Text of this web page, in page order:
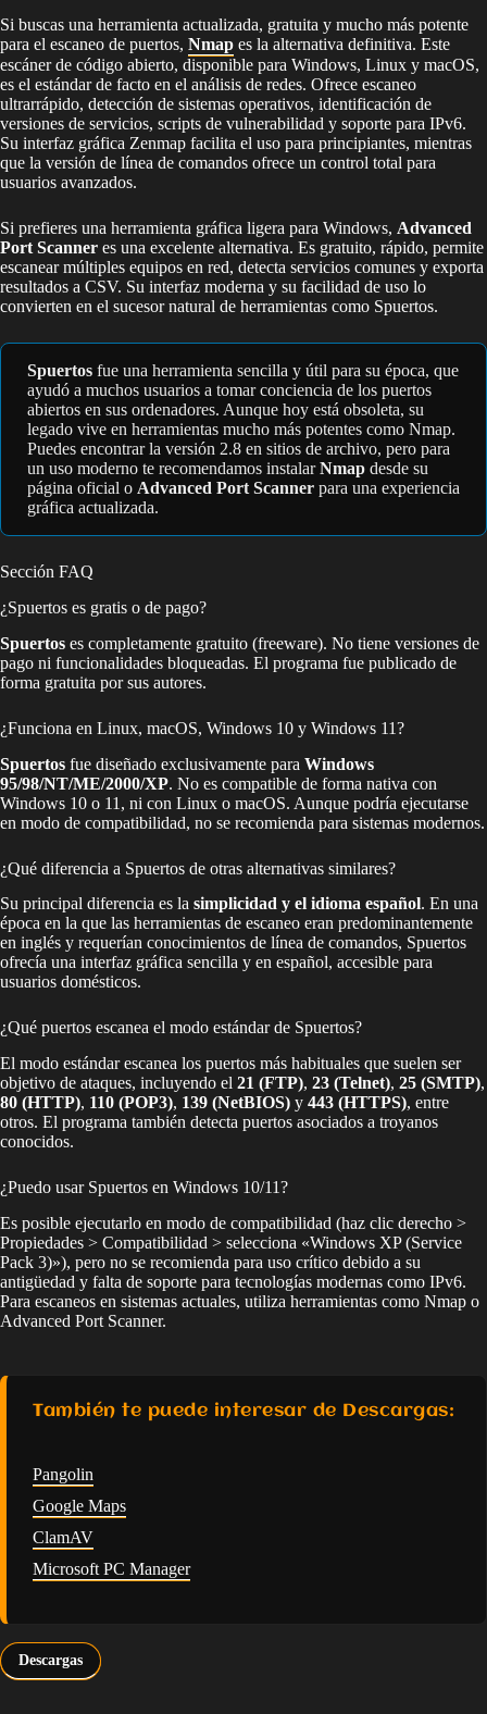
Si buscas una herramienta actualizada, gratuita y mucho más potente
para el escaneo de puertos, Nmap es la alternativa definitiva. Este
escáner de código abierto, disponible para Windows, Linux y macOS,
es el estándar de facto en el análisis de redes. Ofrece escaneo
ultrarrápido, detección de sistemas operativos, identificación de
versiones de servicios, scripts de vulnerabilidad y soporte para IPv6.
Su interfaz gráfica Zenmap facilita el uso para principiantes, mientras
que la versión de línea de comandos ofrece un control total para
usuarios avanzados.
Si prefieres una herramienta gráfica ligera para Windows, Advanced
Port Scanner es una excelente alternativa. Es gratuito, rápido, permite
escanear múltiples equipos en red, detecta servicios comunes y exporta
resultados a CSV. Su interfaz moderna y su facilidad de uso lo
convierten en el sucesor natural de herramientas como Spuertos.
Spuertos fue una herramienta sencilla y útil para su época, que
ayudó a muchos usuarios a tomar conciencia de los puertos
abiertos en sus ordenadores. Aunque hoy está obsoleta, su
legado vive en herramientas mucho más potentes como Nmap.
Puedes encontrar la versión 2.8 en sitios de archivo, pero para
un uso moderno te recomendamos instalarNmap desde su
página oficial o Advanced Port Scanner para una experiencia
gráfica actualizada.
Sección FAQ
¿Spuertos es gratis o de pago?
Spuertos es completamente gratuito (freeware). No tiene versiones de
pago ni funcionalidades bloqueadas. El programa fue publicado de
forma gratuita por sus autores.
¿Funciona en Linux, macOS, Windows 10 y Windows 11?
Spuertos fue diseñado exclusivamente para Windows
95/98/NT/ME/2000/XP. No es compatible de forma nativa con
Windows 10 o 11, ni con Linux o macOS. Aunque podría ejecutarse
en modo de compatibilidad, no se recomienda para sistemas modernos.
¿Qué diferencia a Spuertos de otras alternativas similares?
Su principal diferencia es la simplicidad y el idioma español. En una
época en la que las herramientas de escaneo eran predominantemente
en inglés y requerían conocimientos de línea de comandos, Spuertos
ofrecía una interfaz gráfica sencilla y en español, accesible para
usuarios domésticos.
¿Qué puertos escanea el modo estándar de Spuertos?
El modo estándar escanea los puertos más habituales que suelen ser
objetivo de ataques, incluyendo el 21 (FTP), 23 (Telnet), 25 (SMTP),
80 (HTTP), 110 (POP3), 139 (NetBIOS) y 443 (HTTPS), entre
otros. El programa también detecta puertos asociados a troyanos
conocidos.
¿Puedo usar Spuertos en Windows 10/11?
Es posible ejecutarlo en modo de compatibilidad (haz clic derecho >
Propiedades > Compatibilidad > selecciona «Windows XP (Service
Pack 3)»), pero no se recomienda para uso crítico debido a su
antigüedad y falta de soporte para tecnologías modernas como IPv6.
Para escaneos en sistemas actuales, utiliza herramientas como Nmap o
Advanced Port Scanner.
También te puede interesar de Descargas:
Pangolin
Google Maps
ClamAV
Microsoft PC Manager
Descargas